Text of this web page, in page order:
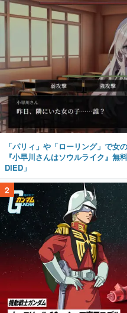
「パリィ」や「ローリング」で女
『小早川さんはソウルライク』無
DIED」
2